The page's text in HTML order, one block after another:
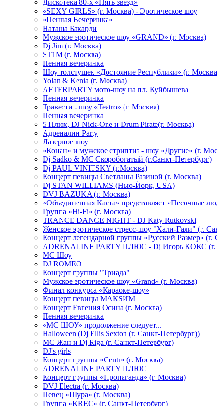
Дискотека 80-х «Пять звёзд»
«SEXY GIRLS» (г. Москва) - Эротическое шоу
«Пенная Вечеринка»
Hаташа Бакарди
Мужское эротическое шоу «GRAND» (г. Москва)
Dj Jim (г. Москва)
ST1M (г. Москва)
Пенная вечеринка
Шоу толстушек «Достояние Республики» (г.
Yolan & Kenia (г. Москва)
AFTERPARTY мото-шоу на пл. Куйбышева
Пенная вечеринка
Травести - шоу «Teatro» (г. Москва)
Пенная вечеринка
5 Плюх, DJ Nick-One и Drum Pirate(г. Москва)
Адреналин Party
Лазерное шоу
«Конан» и мужское стриптиз - шоу «Другие» (г.
Dj Sadko & МС Скоробогатый (г.Санкт-Петербург)
Dj PAUL VINITSKY (г.Москва)
Концерт певицы Светланы Разиной (г. Москва)
Dj STAN WILLIAMS (Нью-Йорк, USA)
DVJ BAZUKA (г. Москва)
«Объединенная Каста» представляет «Песочные
Группа «Hi-Fi» (г. Москва)
TRANCE DANCE NIGHT - DJ Katy Rutkovski
Женское эротическое стресс-шоу "Хали-Гали" (г.
Концерт легендарной группы «Русский Размер» (г.
ADRENALINE PARTY ПЛЮС - Dj Игорь КОКС (г.
MC Шоу
DJ ROMEO
Концерт группы "Триада"
Мужское эротическое шоу «Grand» (г. Москва)
Финал конкурса «Караоке-шоу»
Концерт певицы МАКSИМ
Концерт Евгения Осина (г. Москва)
Пенная вечеринка
«МС ШОУ» продолжение следует...
Halloween (Dj Ellis Sexton (г. Санкт-Петербург))
МС Жан и Dj Riga (г. Санкт-Петербург)
DJ's girls
Концерт группы «Centr» (г. Москва)
ADRENALINE PARTY ПЛЮС
Концерт группы «Пропаганда» (г. Москва)
DVJ Electra (г. Москва)
Певец «Шура» (г. Москва)
Группа «KREC» (г. Санкт-Петербург)